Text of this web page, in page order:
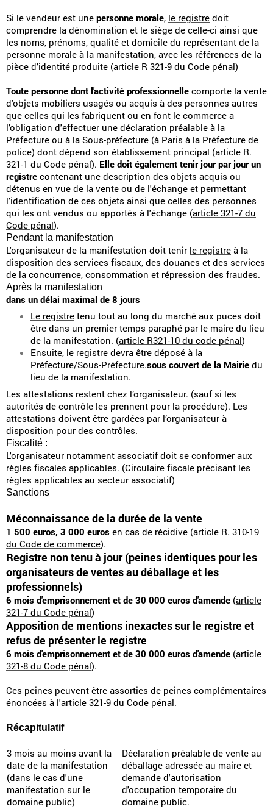
Si le vendeur est une personne morale, le registre doit
comprendre la dénomination et le siège de celle-ci ainsi que
les noms, prénoms, qualité et domicile du représentant de la
personne morale à la manifestation, avec les références de la
pièce d'identité produite (article R 321-9 du Code pénal)
Toute personne dont l'activité professionnelle comporte la vente
d'objets mobiliers usagés ou acquis à des personnes autres
que celles qui les fabriquent ou en font le commerce a
l'obligation d'effectuer une déclaration préalable à la
Préfecture ou à la Sous-préfecture (à Paris à la Préfecture de
police) dont dépend son établissement principal (article R.
321-1 du Code pénal). Elle doit également tenir jour par jour un
registre contenant une description des objets acquis ou
détenus en vue de la vente ou de l'échange et permettant
l'identification de ces objets ainsi que celles des personnes
qui les ont vendus ou apportés à l'échange (article 321-7 du
Code pénal).
Pendant la manifestation
L'organisateur de la manifestation doit tenir le registre à la
disposition des services fiscaux, des douanes et des services
de la concurrence, consommation et répression des fraudes.
Après la manifestation
dans un délai maximal de 8 jours
Le registre tenu tout au long du marché aux puces doit
être dans un premier temps paraphé par le maire du lieu
de la manifestation. (article R321-10 du code pénal)
Ensuite, le registre devra être déposé à la
Préfecture/Sous-Préfecture.sous couvert de la Mairie du
lieu de la manifestation.
Les attestations restent chez l’organisateur. (sauf si les
autorités de contrôle les prennent pour la procédure). Les
attestations doivent être gardées par l’organisateur à
disposition pour des contrôles.
Fiscalité :
L'organisateur notamment associatif doit se conformer aux
règles fiscales applicables. (Circulaire fiscale précisant les
règles applicables au secteur associatif)
Sanctions
Méconnaissance de la durée de la vente
1 500 euros, 3 000 euros en cas de récidive (article R. 310-19
du Code de commerce).
Registre non tenu à jour (peines identiques pour les
organisateurs de ventes au déballage et les
professionnels)
6 mois d'emprisonnement et de 30 000 euros d'amende (article
321-7 du Code pénal)
Apposition de mentions inexactes sur le registre et
refus de présenter le registre
6 mois d'emprisonnement et de 30 000 euros d'amende (article
321-8 du Code pénal).
Ces peines peuvent être assorties de peines complémentaires
énoncées à l'article 321-9 du Code pénal.
Récapitulatif
3 mois au moins avant la
date de la manifestation
(dans le cas d'une
manifestation sur le
domaine public)
Déclaration préalable de vente au
déballage adressée au maire et
demande d'autorisation
d'occupation temporaire du
domaine public.